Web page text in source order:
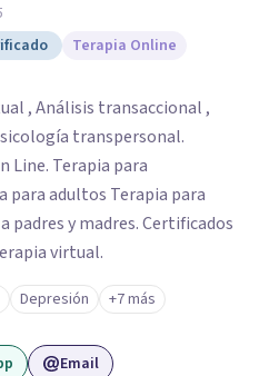
Terapia Online
, Análisis transaccional ,
transpersonal.
Line. Terapia para
para adultos Terapia para
padres y madres. Certificados
virtual.
Depresión +7 más
Email